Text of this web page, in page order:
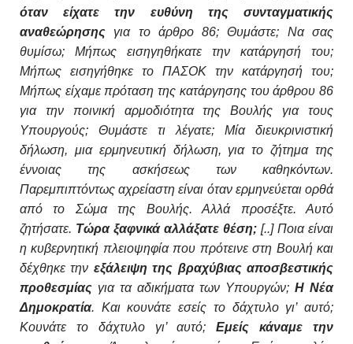
όταν είχατε την ευθύνη της συνταγματικής
αναθεώρησης για το άρθρο 86; Θυμάστε; Να σας
θυμίσω; Μήπως εισηγηθήκατε την κατάργησή του;
Μήπως εισηγήθηκε το ΠΑΣΟΚ την κατάργησή του;
Μήπως είχαμε πρόταση της κατάργησης του άρθρου 86
για την ποινική αρμοδιότητα της Βουλής για τους
Υπουργούς; Θυμάστε τι λέγατε; Μία διευκρινιστική
δήλωση, μια ερμηνευτική δήλωση, για το ζήτημα της
έννοιας της ασκήσεως των καθηκόντων.
Παρεμπιπτόντως αχρείαστη είναι όταν ερμηνεύεται ορθά
από το Σώμα της Βουλής. Αλλά προσέξτε. Αυτό
ζητήσατε. Τώρα ξαφνικά αλλάξατε θέση; [..] Ποια είναι
η κυβερνητική πλειοψηφία που πρότεινε στη Βουλή και
δέχθηκε την εξάλειψη της βραχύβιας αποσβεστικής
προθεσμίας για τα αδικήματα των Υπουργών; Η Νέα
Δημοκρατία. Και κουνάτε εσείς το δάχτυλο γι’ αυτό;
Κουνάτε το δάχτυλο γι’ αυτό;Εμείς κάναμε την